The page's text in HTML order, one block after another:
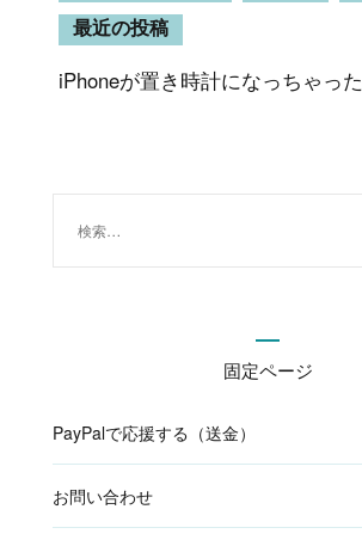
最近の投稿
iPhoneが置き時計になっちゃった
固定ページ
PayPalで応援する（送金）
お問い合わせ